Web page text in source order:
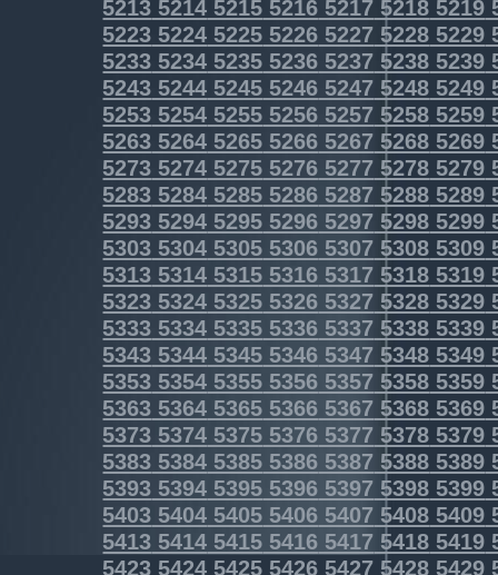
5213 5214 5215 5216 5217 5218 5219
5223 5224 5225 5226 5227 5228 5229
5233 5234 5235 5236 5237 5238 5239
5243 5244 5245 5246 5247 5248 5249
5253 5254 5255 5256 5257 5258 5259
5263 5264 5265 5266 5267 5268 5269
5273 5274 5275 5276 5277 5278 5279
5283 5284 5285 5286 5287 5288 5289
5293 5294 5295 5296 5297 5298 5299
5303 5304 5305 5306 5307 5308 5309
5313 5314 5315 5316 5317 5318 5319
5323 5324 5325 5326 5327 5328 5329
5333 5334 5335 5336 5337 5338 5339
5343 5344 5345 5346 5347 5348 5349
5353 5354 5355 5356 5357 5358 5359
5363 5364 5365 5366 5367 5368 5369
5373 5374 5375 5376 5377 5378 5379
5383 5384 5385 5386 5387 5388 5389
5393 5394 5395 5396 5397 5398 5399
5403 5404 5405 5406 5407 5408 5409
5413 5414 5415 5416 5417 5418 5419
5423 5424 5425 5426 5427 5428 5429